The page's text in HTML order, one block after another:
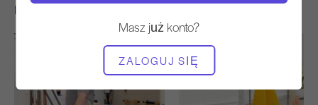
Masz już konto?
ZALOGUJ SIĘ
Inne treningi, które mogą Ci się spodobać